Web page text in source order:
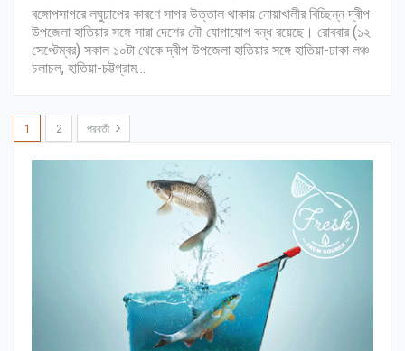
বঙ্গোপসাগরে লঘুচাপের কারণে সাগর উত্তাল থাকায় নোয়াখালীর বিচ্ছিন্ন দ্বীপ
উপজেলা হাতিয়ার সঙ্গে সারা দেশের নৌ যোগাযোগ বন্ধ রয়েছে। রোববার (১২
সেপ্টেম্বর) সকাল ১০টা থেকে দ্বীপ উপজেলা হাতিয়ার সঙ্গে হাতিয়া-ঢাকা লঞ্চ
চলাচল, হাতিয়া-চট্টগ্রাম…
1 2 পরবর্তী